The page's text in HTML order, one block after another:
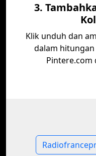
3.
Klik unduh dan
dalam
Pintere.com